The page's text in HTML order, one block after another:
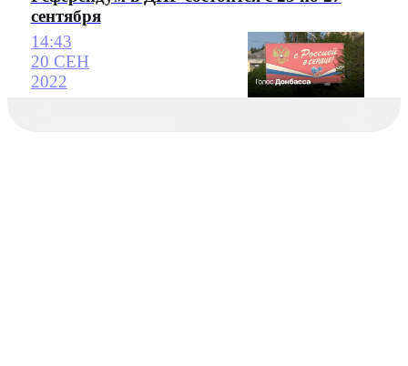
сентября
14:43
20 СЕН
2022